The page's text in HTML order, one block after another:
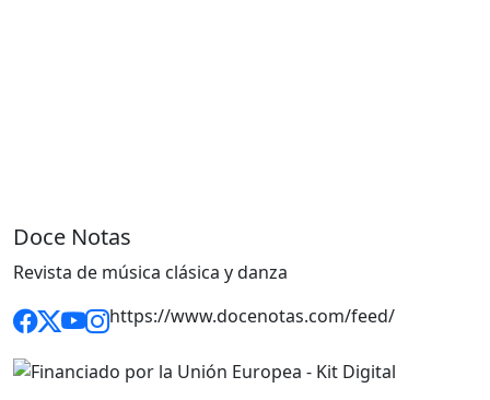
Doce Notas
Revista de música clásica y danza
https://www.docenotas.com/feed/